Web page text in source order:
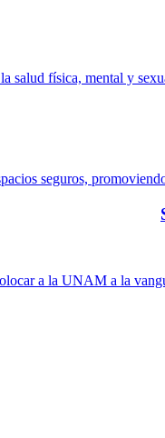
salud física, mental y
seguros,
a la UNAM a la